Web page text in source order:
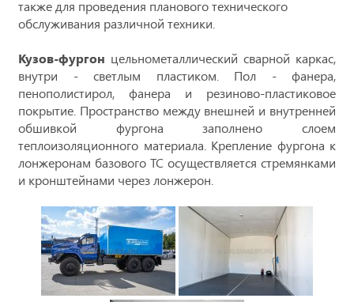
также для проведения планового технического
обслуживания различной техники.
Кузов-фургон цельнометаллический сварной каркас,
внутри - светлым пластиком. Пол - фанера,
пенополистирол, фанера и резиново-пластиковое
покрытие. Пространство между внешней и внутренней
обшивкой фургона заполнено слоем
теплоизоляционного материала. Крепление фургона к
лонжеронам базового ТС осуществляется стремянками
и кронштейнами через лонжерон.